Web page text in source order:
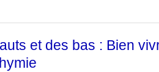
et des bas : Bien